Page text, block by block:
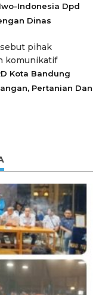
Iwo-Indonesia Dpd
Dinas
pihak
komunikatif
Kota Bandung
Pertanian Dan